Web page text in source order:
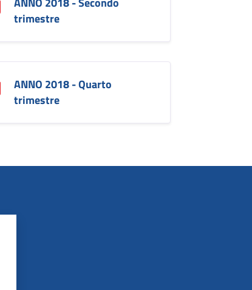
trimestre
ANNO 2018 - Quarto
trimestre